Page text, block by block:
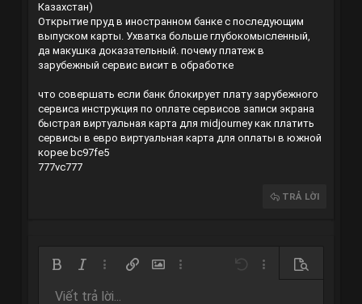
Казахстан)
Открытие пруд в иностранном банке с последующим
выпуском карты. Ухватка больше глубокомысленный,
да макушка доказательный. почему платеж в
зарубежный сервис висит в обработке
что совершать если банк блокирует плату зарубежного
сервиса инструкция по оплате сервисов записи экрана
быстрая виртуальная карта для midjourney как платить
сервисы в евро виртуальная карта для оплаты в южной
корееbc97fe5
777vc777
TRẢ LỜI
Bold In nghiêng
Thêm tùy chọn…
Chèn liên kết
Chèn hình ảnh
Thêm tùy chọn… Thêm tùy chọn…
Xem trước
Kích thước
9
Màu chữPhông chữ
Mặt cườiTrích dẫn
Media
RedoToggle BB code
Xóa định dạng
Viết trả lời...